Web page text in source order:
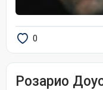
0
Розарио